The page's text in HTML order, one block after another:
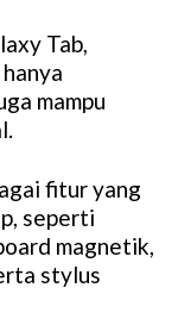
Tab,
mampu
fitur yang
seperti
magnetik,
stylus